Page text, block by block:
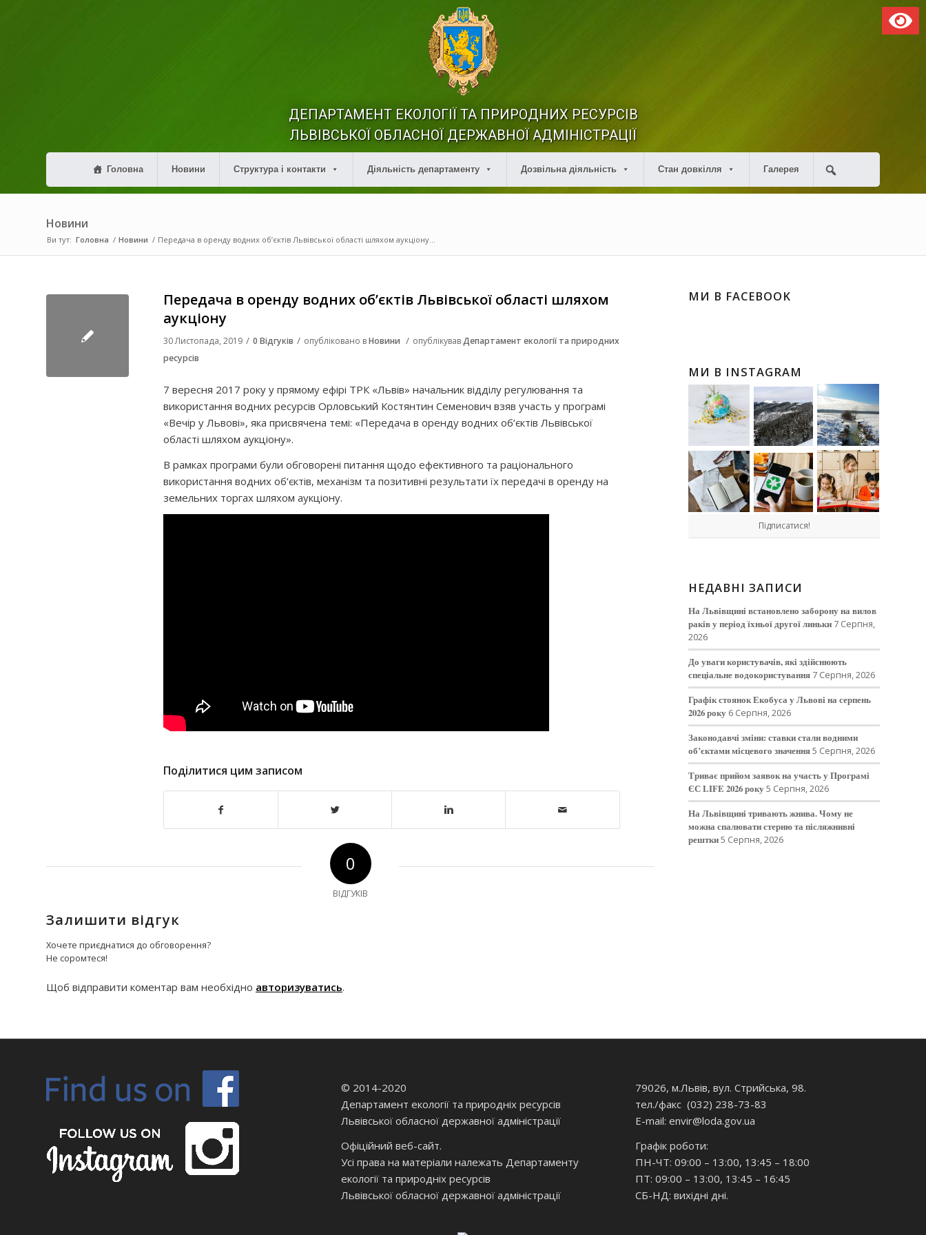
ДЕПАРТАМЕНТ ЕКОЛОГІЇ ТА ПРИРОДНИХ РЕСУРСІВ
ЛЬВІВСЬКОЇ ОБЛАСНОЇ ДЕРЖАВНОЇ АДМІНІСТРАЦІЇ
Головна Новини Структура і контакти Діяльність департаменту Дозвільна діяльність Стан довкілля Галерея
Новини
Ви тут: Головна / Новини / Передача в оренду водних об’єктів Львівської області шляхом аукціону...
Передача в оренду водних об’єктів Львівської області шляхом
аукціону
30 Листопада, 2019 / 0 Відгуків / опубліковано вНовини / опублікувавДепартамент екології та природних
ресурсів
7 вересня 2017 року у прямому ефірі ТРК «Львів» начальник відділу регулювання та
використання водних ресурсів Орловський Костянтин Семенович взяв участь у програмі
«Вечір у Львові», яка присвячена темі: «Передача в оренду водних об’єктів Львівської
області шляхом аукціону».
В рамках програми були обговорені питання щодо ефективного та раціонального
використання водних об’єктів, механізм та позитивні результати їх передачі в оренду на
земельних торгах шляхом аукціону.
Поділитися цим записом
0
ВІДГУКІВ
Залишити відгук
Хочете приєднатися до обговорення?
Не соромтеся!
Щоб відправити коментар вам необхідно авторизуватись.
МИ В FACEBOOK
МИ В INSTAGRAM
Підписатися!
НЕДАВНІ ЗАПИСИ
На Львівщині встановлено заборону на вилов
раків у період їхньої другої линьки 7 Серпня,
2026
До уваги користувачів, які здійснюють
спеціальне водокористування 7 Серпня, 2026
Графік стоянок Екобуса у Львові на серпень
2026 року 6 Серпня, 2026
Законодавчі зміни: ставки стали водними
об’єктами місцевого значення5 Серпня, 2026
Триває прийом заявок на участь у Програмі
ЄС LIFE 2026 року5 Серпня, 2026
На Львівщині тривають жнива. Чому не
можна спалювати стерню та післяжнивні
рештки5 Серпня, 2026
© 2014-2020
Департамент екології та природніх ресурсів
Львівської обласної державної адміністрації
Офіційний веб-сайт.
Усі права на матеріали належать Департаменту
екології та природніх ресурсів
Львівської обласної державної адміністрації
79026, м.Львів, вул. Стрийська, 98.
тел./факс (032) 238-73-83
E-mail: envir@loda.gov.ua
Графік роботи:
ПН-ЧТ: 09:00 – 13:00, 13:45 – 18:00
ПТ: 09:00 – 13:00, 13:45 – 16:45
СБ-НД: вихідні дні.